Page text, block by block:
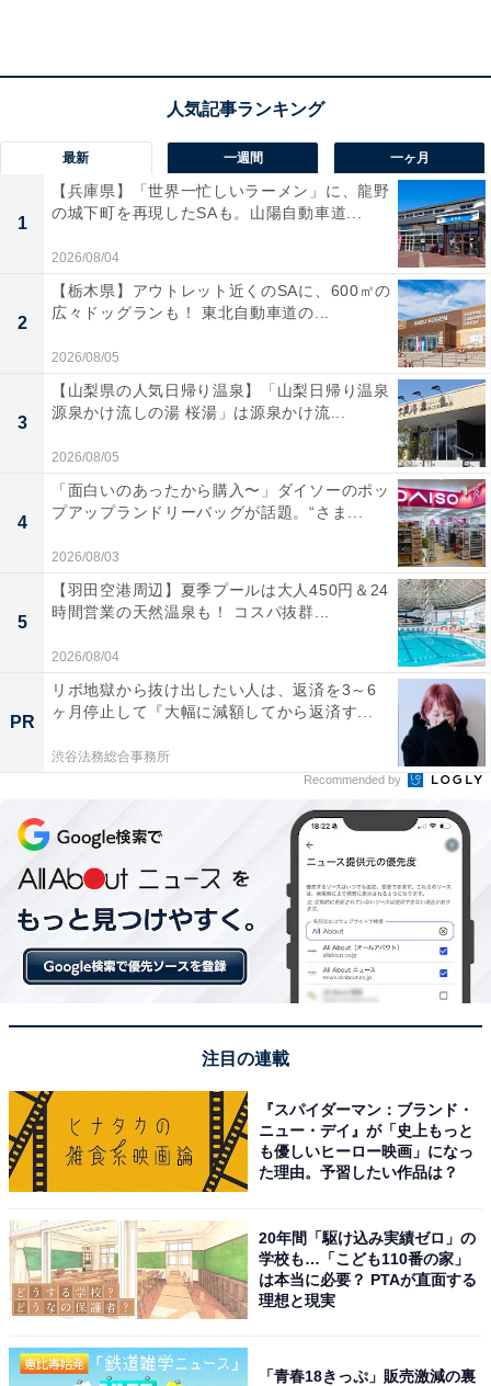
「横浜温泉黄金湯」の口コミは？
「横浜温泉黄金湯」には以下のような口コミが寄せられ
ています。
琥珀色をした天然温泉の質が非常に良く、湯上がり
後も体がポカポカと温まった状態が長く続く。
浴室内の壁画や絵タイルの迫力が素晴らしく、銭湯
にいながら美術館のような芸術的な雰囲気も楽しめ
る。
電子マネーやクレジットカード決済に対応してお
り、手ぶらセットも充実しているのでランニング帰
りなどに寄りやすい。
アクセス・料金情報は？ 泊まれる？
アクセス
最新 一週間 一ヶ月
1
【兵庫県】「世界一忙しいラーメン」に、龍野
の城下町を再現したSAも。山陽自動車道...
2026/08/04
2
【栃木県】アウトレット近くのSAに、600㎡の
広々ドッグランも！ 東北自動車道の...
2026/08/05
3
【山梨県の人気日帰り温泉】「山梨日帰り温泉
源泉かけ流しの湯 桜湯」は源泉かけ流...
2026/08/05
4
「面白いのあったから購入〜」ダイソーのポッ
プアップランドリーバッグが話題。“さま...
2026/08/03
5
【羽田空港周辺】夏季プールは大人450円＆24
時間営業の天然温泉も！ コスパ抜群...
2026/08/04
PR
リボ地獄から抜け出したい人は、返済を3～6
ヶ月停止して『大幅に減額してから返済す...
渋谷法務総合事務所
Recommended by
注目の連載
『スパイダーマン：ブランド・
ニュー・デイ』が「史上もっと
も優しいヒーロー映画」になっ
た理由。予習したい作品は？
20年間「駆け込み実績ゼロ」の
学校も…「こども110番の家」
は本当に必要？ PTAが直面する
理想と現実
「青春18きっぷ」販売激減の裏